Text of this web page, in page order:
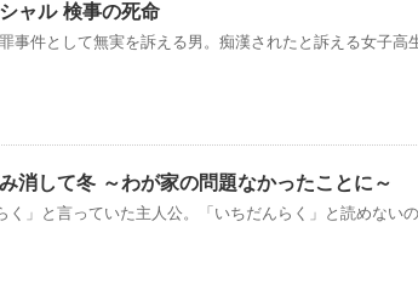
ャル 検事の死命
事件として無実を訴える男。痴漢されたと訴える女子高
して冬 ～わが家の問題なかったことに～
く」と言っていた主人公。「いちだんらく」と読めない